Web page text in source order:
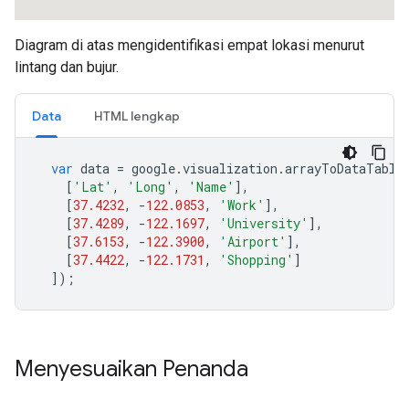
Diagram di atas mengidentifikasi empat lokasi menurut
lintang dan bujur.
Data HTML lengkap
var data = google.visualization .arrayToDataTable
[ 'Lat' , 'Long' , 'Name' ],
[37.4232, -122.0853, 'Work' ],
[37.4289, -122.1697, 'University' ],
[37.6153, -122.3900, 'Airport' ],
[37.4422, -122.1731 , 'Shopping' ]
]);
Menyesuaikan Penanda